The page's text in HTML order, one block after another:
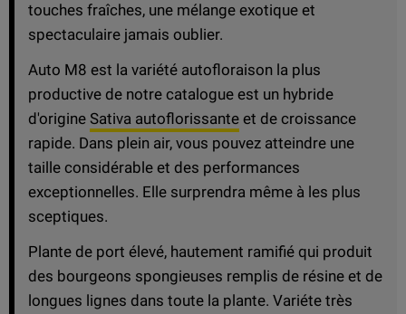
touches fraîches, une mélange exotique et
spectaculaire jamais oublier.
Auto M8 est la variété autofloraison la plus
productive de notre catalogue est un hybride
d'origine Sativa autoflorissante et de croissance
rapide. Dans plein air, vous pouvez atteindre une
taille considérable et des performances
exceptionnelles. Elle surprendra même à les plus
sceptiques.
Plante de port élevé, hautement ramifié qui produit
des bourgeons spongieuses remplis de résine et de
longues lignes dans toute la plante. Variéte très